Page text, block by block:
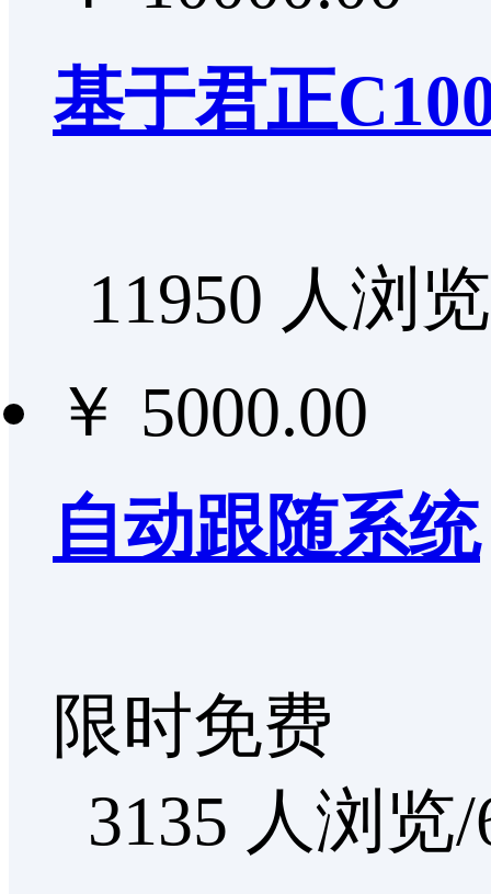
基于君正
11950 人浏
￥ 5000.00
自动跟随系统
限时免费
3135 人浏览/